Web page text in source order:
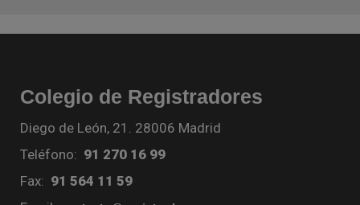
Colegio de Registradores
Diego de León, 21. 28006 Madrid
Teléfono: 91 270 16 99
Fax: 91 564 11 59